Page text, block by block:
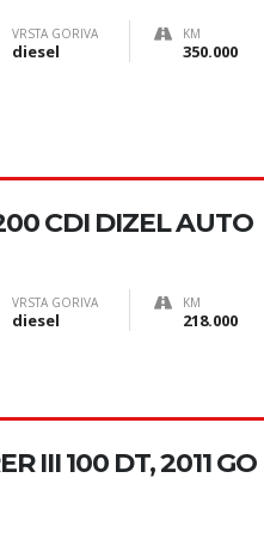
VRSTA GORIVA
diesel
KM
350.000
CDI DIZEL AUTO
VRSTA GORIVA
diesel
KM
218.000
III 100 DT, 2011 GO